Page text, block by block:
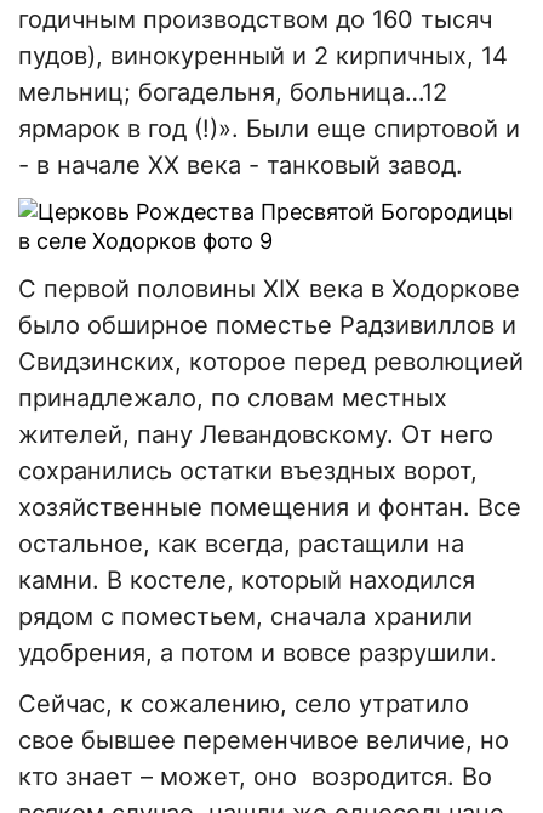
годичным производством до 160 тысяч
пудов), винокуренный и 2 кирпичных, 14
мельниц; богадельня, больница…12
ярмарок в год (!)». Были еще спиртовой и
- в начале ХХ века - танковый завод.
С первой половины ХІХ века в Ходоркове
было обширное поместье Радзивиллов и
Свидзинских, которое перед революцией
принадлежало, по словам местных
жителей, пану Левандовскому. От него
сохранились остатки въездных ворот,
хозяйственные помещения и фонтан. Все
остальное, как всегда, растащили на
камни. В костеле, который находился
рядом с поместьем, сначала хранили
удобрения, а потом и вовсе разрушили.
Сейчас, к сожалению, село утратило
свое бывшее переменчивое величие, но
кто знает – может, оно возродится. Во